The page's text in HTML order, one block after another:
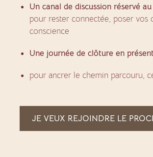
Un canal de discussion réservé
pour rester connectée, poser vos
conscience
Une journée de clôture en
pour ancrer le chemin parcouru,
JE VEUX REJOINDRE LE